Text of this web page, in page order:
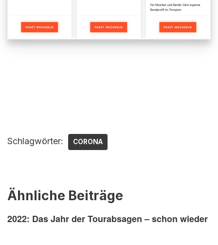
Schlagwörter: CORONA
Ähnliche Beiträge
2022: Das Jahr der Tourabsagen – schon wieder